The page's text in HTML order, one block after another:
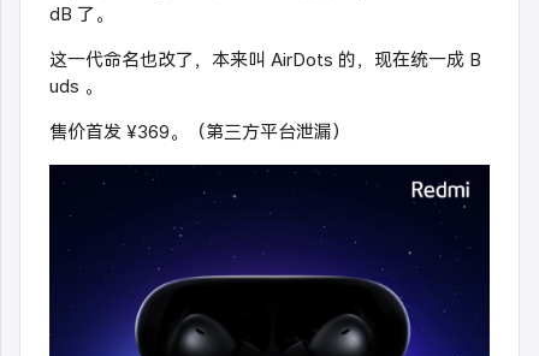
dB 了。
这一代命名也改了，本来叫 AirDots 的，现在统一成 B
uds 。
售价首发 ¥369。（第三方平台泄漏）